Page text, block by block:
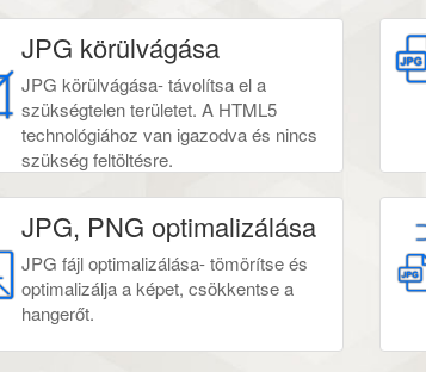
JPG körülvágása
JPG körülvágása- távolítsa el a
szükségtelen területet. A HTML5
technológiához van igazodva és nincs
szükség feltöltésre.
JPG, PNG optimalizálása
JPG fájl optimalizálása- tömörítse és
optimalizálja a képet, csökkentse a
hangerőt.